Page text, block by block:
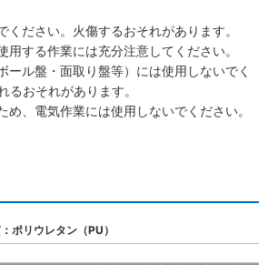
ださい。火傷するおそれがあります。
する作業には充分注意してください。
ル盤・面取り盤等）には使用しないでく
るおそれがあります。
、電気作業には使用しないでください。
ポリウレタン（PU）